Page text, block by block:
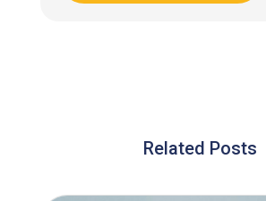
Related Posts